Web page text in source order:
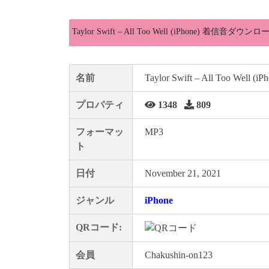
Taylor Swift – All Too Well (iPhone) 着信音ダウンロ
名前 Taylor Swift – All Too Well
プロパティ 1348 809
フォーマッ
ト
MP3
日付 November 21, 2021
ジャンル iPhone
QRコード:
会員 Chakushin-on123